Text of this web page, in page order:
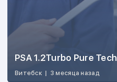
PSA 1.2Turbo Pure
Витебск | 3 месяца назад